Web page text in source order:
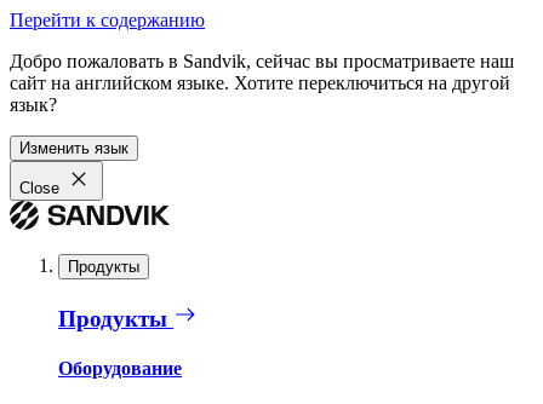
Перейти к содержанию
Добро пожаловать в Sandvik, сейчас вы просматриваете наш
сайт на английском языке. Хотите переключиться на другой
язык?
Изменить язык
Close
Продукты
Продукты
Оборудование